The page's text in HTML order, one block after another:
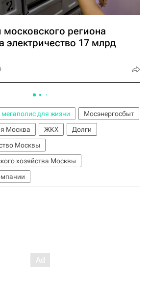
московского региона
электричество 17 млрд
для жизни
Мосэнергосбыт
Москва ЖКХ
Долги
Москвы
хозяйства Москвы